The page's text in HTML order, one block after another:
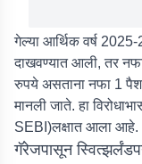
गेल्या आर्थिक वर्ष
दाखवण्यात आली, तर
रुपये असताना नफा 1
मानली जाते. हा
SEBI)लक्षात आला आहे.
गॅरेजपासून